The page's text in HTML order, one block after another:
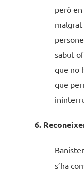
però en
malgrat
sabut
que no
que
6.
s’ha